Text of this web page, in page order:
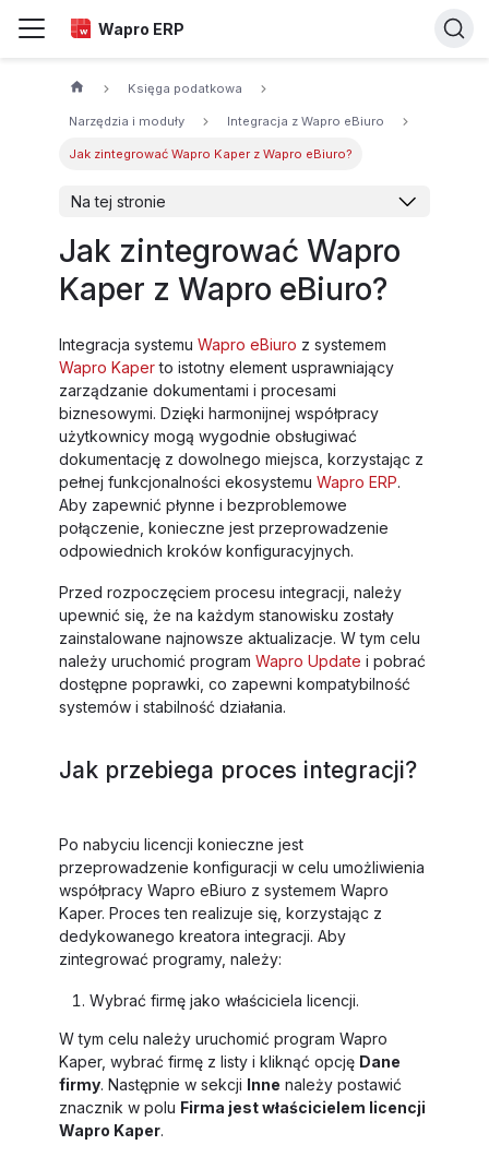
Wapro ERP
Księga podatkowa
Narzędzia i moduły Integracja z Wapro eBiuro
Jak zintegrować Wapro Kaper z Wapro eBiuro?
Na tej stronie
Jak zintegrować Wapro
Kaper z Wapro eBiuro?
Integracja systemu Wapro eBiuro z systemem
Wapro Kaperto istotny element usprawniający
zarządzanie dokumentami i procesami
biznesowymi. Dzięki harmonijnej współpracy
użytkownicy mogą wygodnie obsługiwać
dokumentację z dowolnego miejsca, korzystając z
pełnej funkcjonalności ekosystemu Wapro ERP.
Aby zapewnić płynne i bezproblemowe
połączenie, konieczne jest przeprowadzenie
odpowiednich kroków konfiguracyjnych.
Przed rozpoczęciem procesu integracji, należy
upewnić się, że na każdym stanowisku zostały
zainstalowane najnowsze aktualizacje. W tym celu
należy uruchomić program Wapro Update i pobrać
dostępne poprawki, co zapewni kompatybilność
systemów i stabilność działania.
Jak przebiega proces integracji?
Po nabyciu licencji konieczne jest
przeprowadzenie konfiguracji w celu umożliwienia
współpracy Wapro eBiuro z systemem Wapro
Kaper. Proces ten realizuje się, korzystając z
dedykowanego kreatora integracji. Aby
zintegrować programy, należy:
Wybrać firmę jako właściciela licencji.
W tym celu należy uruchomić program Wapro
Kaper, wybrać firmę z listy i kliknąć opcję Dane
firmy. Następnie w sekcji Inne należy postawić
znacznik w polu Firma jest właścicielem licencji
Wapro Kaper.